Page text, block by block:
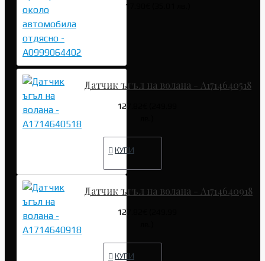
17.90€ (35.01 лв.)
Датчик ъгъл на волана - A1714640518
127.82€ (249.99
КУПИ
Датчик ъгъл на волана - A1714640918
127.82€ (249.99
КУПИ